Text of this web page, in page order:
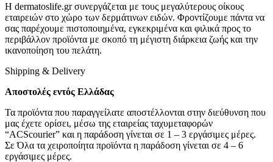
Η dermatoslife.gr συνεργάζεται με τους μεγαλύτερους οίκους
εταιρειών στο χώρο των δερμάτινων ειδών. Φροντίζουμε πάντα να
σας παρέχουμε πιστοποιημένα, εγκεκριμένα και φιλικά προς το
περιβάλλον προϊόντα με σκοπό τη μέγιστη διάρκεια ζωής και την
ικανοποίηση του πελάτη.
Shipping & Delivery
Αποστολές εντός Ελλάδας
Τα προϊόντα που παραγγείλατε αποστέλλονται στην διεύθυνση που
μας έχετε ορίσει, μέσω της εταιρείας ταχυμεταφορών
“ACScourier” και η παράδοση γίνεται σε 1 – 3 εργάσιμες μέρες.
Σε Όλα τα χειροποίητα προϊόντα η παράδοση γίνεται σε 4 – 6
εργάσιμες μέρες.